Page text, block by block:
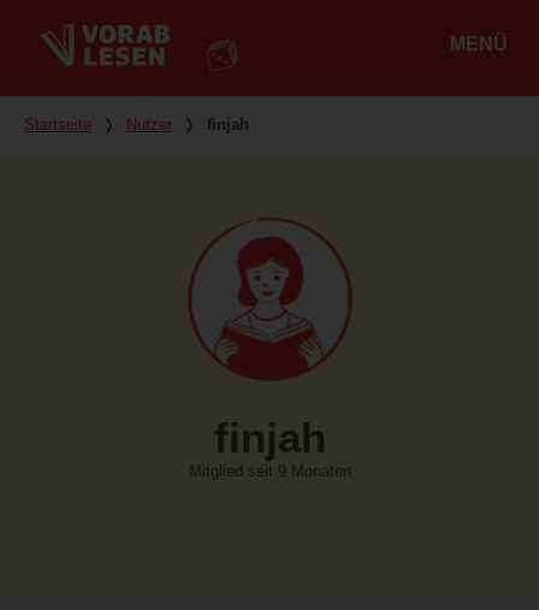
MENÜ
Du bist hier
Startseite ❭ Nutzer ❭ finjah
finjah
Mitglied seit 9 Monaten